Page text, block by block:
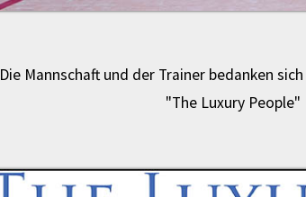
Die Mannschaft und der Trainer bedanken
"The Luxury